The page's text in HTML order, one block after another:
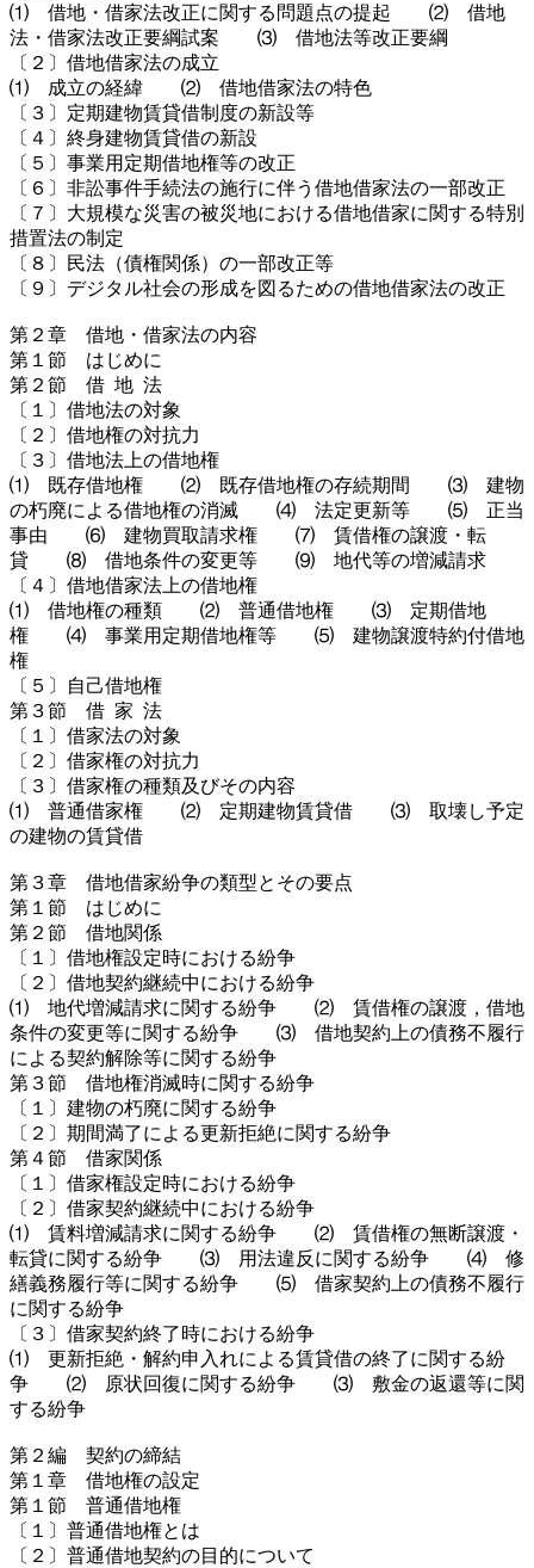
⑴ 借地・借家法改正に関する問題点の提起 ⑵ 借地
法・借家法改正要綱試案 ⑶ 借地法等改正要綱
〔２〕借地借家法の成立
⑴ 成立の経緯 ⑵ 借地借家法の特色
〔３〕定期建物賃貸借制度の新設等
〔４〕終身建物賃貸借の新設
〔５〕事業用定期借地権等の改正
〔６〕非訟事件手続法の施行に伴う借地借家法の一部改正
〔７〕大規模な災害の被災地における借地借家に関する特別
措置法の制定
〔８〕民法（債権関係）の一部改正等
〔９〕デジタル社会の形成を図るための借地借家法の改正
第２章 借地・借家法の内容
第１節 はじめに
第２節 借 地 法
〔１〕借地法の対象
〔２〕借地権の対抗力
〔３〕借地法上の借地権
⑴ 既存借地権 ⑵ 既存借地権の存続期間 ⑶ 建物
の朽廃による借地権の消滅 ⑷ 法定更新等 ⑸ 正当
事由 ⑹ 建物買取請求権 ⑺ 賃借権の譲渡・転
貸 ⑻ 借地条件の変更等 ⑼ 地代等の増減請求
〔４〕借地借家法上の借地権
⑴ 借地権の種類 ⑵ 普通借地権 ⑶ 定期借地
権 ⑷ 事業用定期借地権等 ⑸ 建物譲渡特約付借地
権
〔５〕自己借地権
第３節 借 家 法
〔１〕借家法の対象
〔２〕借家権の対抗力
〔３〕借家権の種類及びその内容
⑴ 普通借家権 ⑵ 定期建物賃貸借 ⑶ 取壊し予定
の建物の賃貸借
第３章 借地借家紛争の類型とその要点
第１節 はじめに
第２節 借地関係
〔１〕借地権設定時における紛争
〔２〕借地契約継続中における紛争
⑴ 地代増減請求に関する紛争 ⑵ 賃借権の譲渡，借地
条件の変更等に関する紛争 ⑶ 借地契約上の債務不履行
による契約解除等に関する紛争
第３節 借地権消滅時に関する紛争
〔１〕建物の朽廃に関する紛争
〔２〕期間満了による更新拒絶に関する紛争
第４節 借家関係
〔１〕借家権設定時における紛争
〔２〕借家契約継続中における紛争
⑴ 賃料増減請求に関する紛争 ⑵ 賃借権の無断譲渡・
転貸に関する紛争 ⑶ 用法違反に関する紛争 ⑷ 修
繕義務履行等に関する紛争 ⑸ 借家契約上の債務不履行
に関する紛争
〔３〕借家契約終了時における紛争
⑴ 更新拒絶・解約申入れによる賃貸借の終了に関する紛
争 ⑵ 原状回復に関する紛争 ⑶ 敷金の返還等に関
する紛争
第２編 契約の締結
第１章 借地権の設定
第１節 普通借地権
〔１〕普通借地権とは
〔２〕普通借地契約の目的について